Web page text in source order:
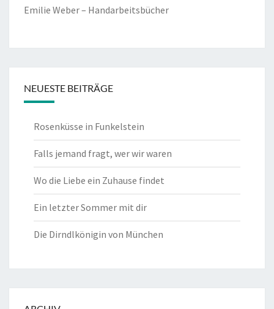
Emilie Weber – Handarbeitsbücher
NEUESTE BEITRÄGE
Rosenküsse in Funkelstein
Falls jemand fragt, wer wir waren
Wo die Liebe ein Zuhause findet
Ein letzter Sommer mit dir
Die Dirndlkönigin von München